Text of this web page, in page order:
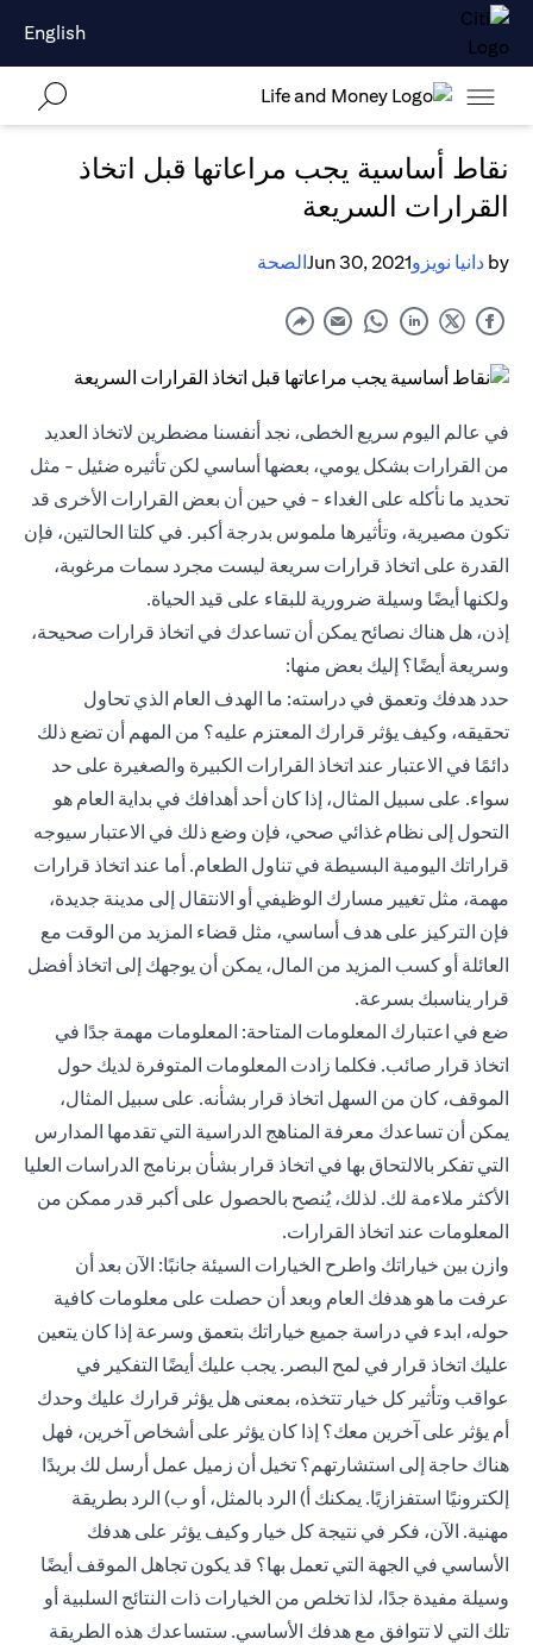
English
نقاط أساسية يجب مراعاتها قبل اتخاذ
القرارات السريعة
by دانيا نويزوJun 30, 2021الصحة
في عالم اليوم سريع الخطى، نجد أنفسنا مضطرين لاتخاذ العديد
من القرارات بشكل يومي، بعضها أساسي لكن تأثيره ضئيل - مثل
تحديد ما نأكله على الغداء - في حين أن بعض القرارات الأخرى قد
تكون مصيرية، وتأثيرها ملموس بدرجة أكبر. في كلتا الحالتين، فإن
القدرة على اتخاذ قرارات سريعة ليست مجرد سمات مرغوبة،
ولكنها أيضًا وسيلة ضرورية للبقاء على قيد الحياة.
إذن، هل هناك نصائح يمكن أن تساعدك في اتخاذ قرارات صحيحة،
وسريعة أيضًا؟ إليك بعض منها:
حدد هدفك وتعمق في دراسته: ما الهدف العام الذي تحاول
تحقيقه، وكيف يؤثر قرارك المعتزم عليه؟ من المهم أن تضع ذلك
دائمًا في الاعتبار عند اتخاذ القرارات الكبيرة والصغيرة على حد
سواء. على سبيل المثال، إذا كان أحد أهدافك في بداية العام هو
التحول إلى نظام غذائي صحي، فإن وضع ذلك في الاعتبار سيوجه
قراراتك اليومية البسيطة في تناول الطعام. أما عند اتخاذ قرارات
مهمة، مثل تغيير مسارك الوظيفي أو الانتقال إلى مدينة جديدة،
فإن التركيز على هدف أساسي، مثل قضاء المزيد من الوقت مع
العائلة أو كسب المزيد من المال، يمكن أن يوجهك إلى اتخاذ أفضل
قرار يناسبك بسرعة.
ضع في اعتبارك المعلومات المتاحة: المعلومات مهمة جدًا في
اتخاذ قرار صائب. فكلما زادت المعلومات المتوفرة لديك حول
الموقف، كان من السهل اتخاذ قرار بشأنه. على سبيل المثال،
يمكن أن تساعدك معرفة المناهج الدراسية التي تقدمها المدارس
التي تفكر بالالتحاق بها في اتخاذ قرار بشأن برنامج الدراسات العليا
الأكثر ملاءمة لك. لذلك، يُنصح بالحصول على أكبر قدر ممكن من
المعلومات عند اتخاذ القرارات.
وازن بين خياراتك واطرح الخيارات السيئة جانبًا: الآن بعد أن
عرفت ما هو هدفك العام وبعد أن حصلت على معلومات كافية
حوله، ابدء في دراسة جميع خياراتك بتعمق وسرعة إذا كان يتعين
عليك اتخاذ قرار في لمح البصر. يجب عليك أيضًا التفكير في
عواقب وتأثير كل خيار تتخذه، بمعنى هل يؤثر قرارك عليك وحدك
أم يؤثر على آخرين معك؟ إذا كان يؤثر على أشخاص آخرين، فهل
هناك حاجة إلى استشارتهم؟ تخيل أن زميل عمل أرسل لك بريدًا
إلكترونيًا استفزازيًا. يمكنك أ) الرد بالمثل، أو ب) الرد بطريقة
مهنية. الآن، فكر في نتيجة كل خيار وكيف يؤثر على هدفك
الأساسي في الجهة التي تعمل بها؟ قد يكون تجاهل الموقف أيضًا
وسيلة مفيدة جدًا، لذا تخلص من الخيارات ذات النتائج السلبية أو
تلك التي لا تتوافق مع هدفك الأساسي. ستساعدك هذه الطريقة